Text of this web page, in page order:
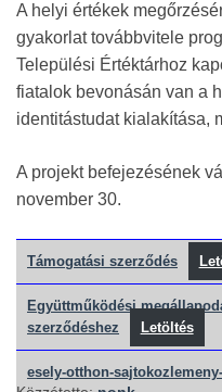
A helyi értékek
gyakorlat továbbvitele
Települési Értéktárhoz
fiatalok bevonásán van a
identitástudat kialakítása,
A projekt befejezésének
november 30.
Támogatási szerződés
Együttműködési
szerződéshez
Letöltés
esely-otthon-sajtokozlemeny-